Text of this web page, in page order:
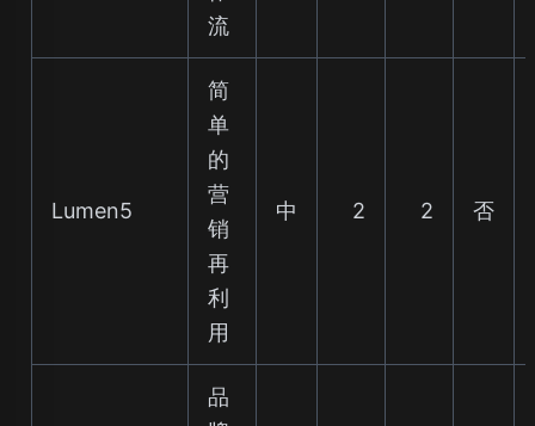
流
Lumen5
简
单
的
营
销
再
利
用
中 2 2 否
品